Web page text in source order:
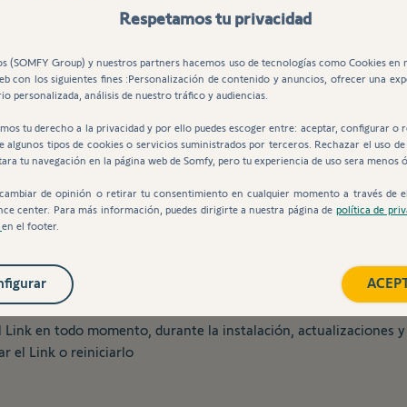
Entrega gratis
Descripción
alarma adaptado a tus necesidades añadiendo los
en todo momento, durante la instalación, actualizaciones y
el Link o reiniciarlo
Respetamos tu privacidad
(SOMFY Group) y nuestros partners hacemos uso de tecnologías como Cookies en
con los siguientes fines :Personalización de contenido y anuncios, ofrecer una
personalizada, análisis de nuestro tráfico y audiencias.
tu derecho a la privacidad y por ello puedes escoger entre: aceptar, configurar o
algunos tipos de cookies o servicios suministrados por terceros. Rechazar el uso
tu navegación en la página web de Somfy, pero tu experiencia de uso sera menos
cambiar de opinión o retirar tu consentimiento en cualquier momento a través de
center. Para más información, puedes dirigirte a nuestra página de política de
en el footer.